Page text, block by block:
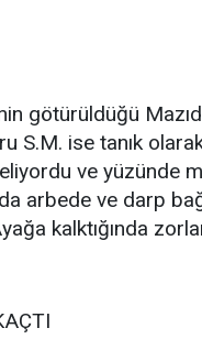
götürüldüğü
S.M. ise tanık
ve yüzünde
arbede ve darp
kalktığında